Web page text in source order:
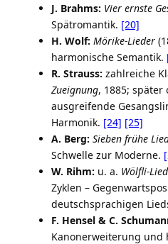
J. Brahms: Vier ernste
Spätromantik. [20]
H. Wolf: Mörike-Lieder
harmonische Semantik.
R. Strauss: zahlreiche
Zueignung, 1885;
ausgreifende
Harmonik. [24] [25]
A. Berg: Sieben frühe
Schwelle zur Moderne.
W. Rihm: u. a. Wölfli-
Zyklen –
deutschsprachigen
F. Hensel & C.
Kanonerweiterung und